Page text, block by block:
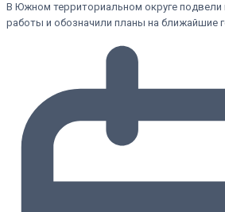
В Южном территориальном округе подвели
работы и обозначили планы на ближайшие